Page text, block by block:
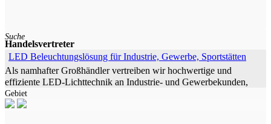
Suche
Handelsvertreter
LED Beleuchtungslösung für Industrie, Gewerbe, Sportstätten
Als namhafter Großhändler vertreiben wir hochwertige und
effiziente LED-Lichttechnik an Industrie- und Gewerbekunden,
den Handel und Sporteinrichtungen. Wir möchten unsere
Vertriebsaktivitäten in
Gebiet